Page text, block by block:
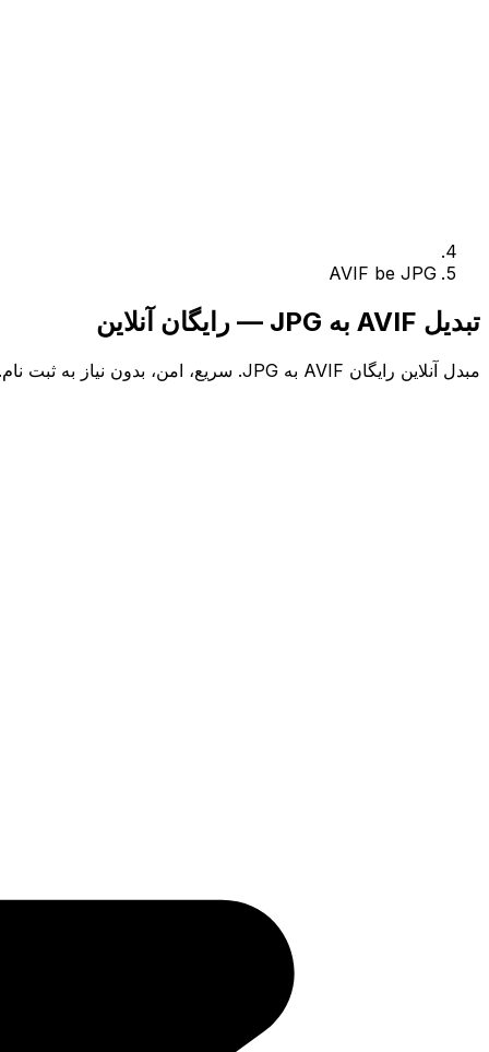
AVIF be JPG
تبدیل AVIF به JPG — رایگان آنلاین
مبدل آنلاین رایگان AVIF به JPG. سریع، امن، بدون نیاز به ثبت نام.